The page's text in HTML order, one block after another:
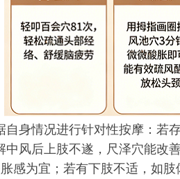
自身情况进行针对性按摩：若
风后上肢不遂，尺泽穴能改
感为宜；若有下肢不适，如